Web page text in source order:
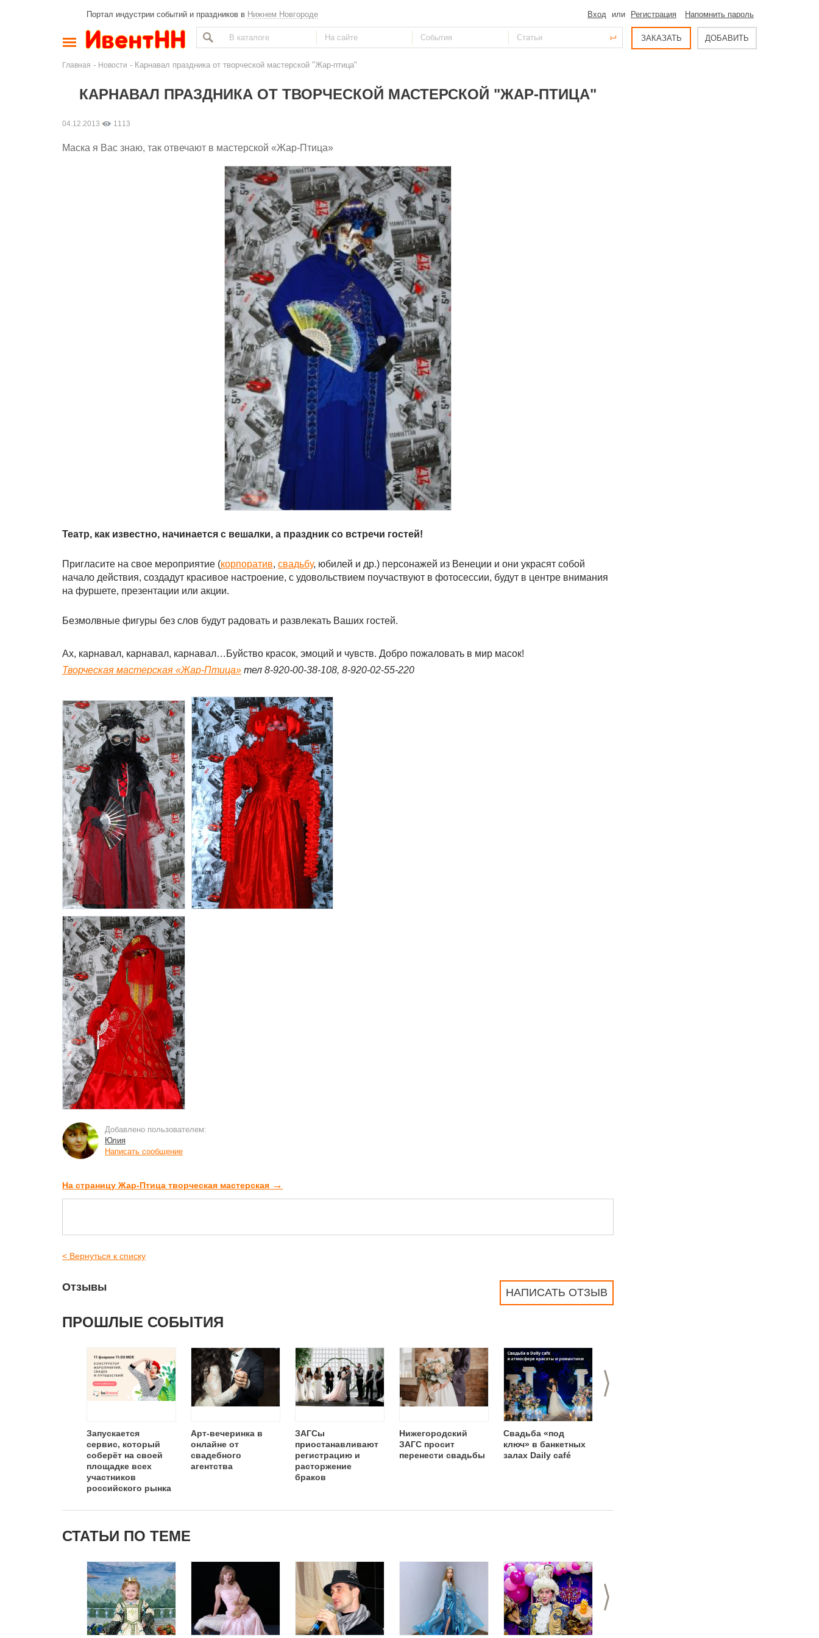
Портал индустрии событий и праздников в Нижнем Новгороде Вход или Регистрация Напомнить пароль
ЗАКАЗАТЬ ДОБАВИТЬ
Главная - Новости - Карнавал праздника от творческой мастерской "Жар-птица"
КАРНАВАЛ ПРАЗДНИКА ОТ ТВОРЧЕСКОЙ МАСТЕРСКОЙ "ЖАР-ПТИЦА"
04.12.2013 1113
Маска я Вас знаю, так отвечают в мастерской «Жар-Птица»
Театр, как известно, начинается с вешалки, а праздник со встречи гостей!
Пригласите на свое мероприятие (корпоратив, свадьбу, юбилей и др.) персонажей из Венеции и они украсят собой
начало действия, создадут красивое настроение, с удовольствием поучаствуют в фотосессии, будут в центре внимания
на фуршете, презентации или акции.
Безмолвные фигуры без слов будут радовать и развлекать Ваших гостей.
Ах, карнавал, карнавал, карнавал…Буйство красок, эмоций и чувств. Добро пожаловать в мир масок!
Творческая мастерская «Жар-Птица» тел 8-920-00-38-108, 8-920-02-55-220
Добавлено пользователем:
Юлия
Написать сообщение
На страницу Жар-Птица творческая мастерская →
< Вернуться к списку
НАПИСАТЬ ОТЗЫВ
Отзывы
ПРОШЛЫЕ СОБЫТИЯ
>
Запускается
сервис, который
соберёт на своей
площадке всех
участников
российского рынка
мероприятий
Арт-вечеринка в
онлайне от
свадебного
агентства
ЗАГСы
приостанавливают
регистрацию и
расторжение
браков
Нижегородский
ЗАГС просит
перенести свадьбы
Свадьба «под
ключ» в банкетных
залах Daily café
СТАТЬИ ПО ТЕМЕ
>